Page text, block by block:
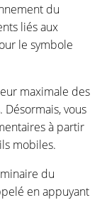
du
liés aux
le symbole
maximale des
Désormais, vous
à partir
mobiles.
du
en appuyant